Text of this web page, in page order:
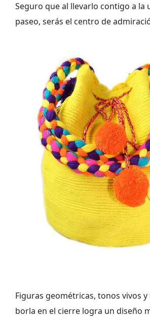
Seguro que al llevarlo contigo a la
paseo, serás el centro de
Figuras geométricas, tonos vivos
borla en el cierre logra un diseño